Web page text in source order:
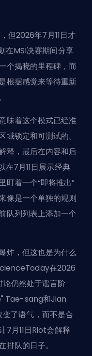
但2026年7月11日才
在MSI决赛期间分享
个揭晓的里程碑，而
根据感觉来等待重新
味着这个模式已经准
锁定和可测试的。
释，最后在内容和后
7月11日展示经典
盯着一个“即将推出”
像是一个单独的规则
队列列表上添加一个
炸，但这也是为什么
在2026
仍然处于谣言阶
Tae-sang和Jian
了语气，而不是合
7月11日Riot会解释
队的日子。